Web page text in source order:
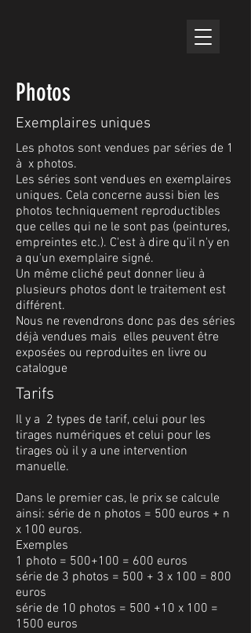
Photos
Exemplaires uniques
Les photos sont vendues par séries de 1
à x photos.
Les séries sont vendues en exemplaires
uniques. Cela concerne aussi bien les
photos techniquement reproductibles
que celles qui ne le sont pas (peintures,
empreintes etc.). C'est à dire qu'il n'y en
a qu'un exemplaire signé.
Un même cliché peut donner lieu à
plusieurs photos dont le traitement est
différent.
Nous ne revendrons donc pas des séries
déjà vendues mais elles peuvent être
exposées ou reproduites en livre ou
catalogue
Tarifs
Il y a 2 types de tarif, celui pour les
tirages numériques et celui pour les
tirages où il y a une intervention
manuelle.
Dans le premier cas, le prix se calcule
ainsi: série de n photos = 500 euros + n
x 100 euros.
Exemples
1 photo = 500+100 = 600 euros
série de 3 photos = 500 + 3 x 100 = 800
euros
série de 10 photos = 500 +10 x 100 =
1500 euros